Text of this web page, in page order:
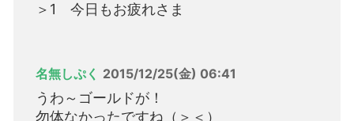
＞1 今日もお疲れさま
名無しぷく 2015/12/25(金) 06:41
うわ～ゴールドが！
勿体なかったですね（＞＜）